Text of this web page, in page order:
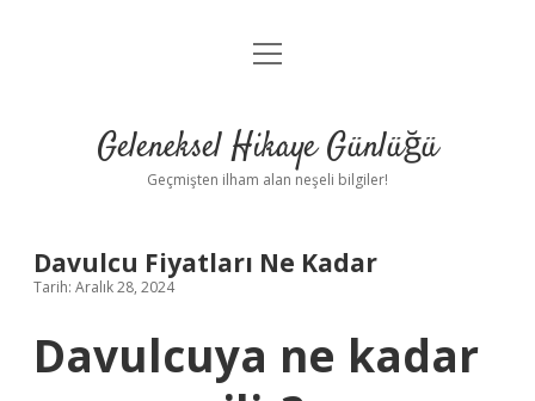
Anasayfa
Yasal Uyarı
menüyü
Geleneksel Hikaye Günlüğü
Geçmişten ilham alan neşeli bilgiler!
Davulcu Fiyatları Ne Kadar
Tarih: Aralık 28, 2024
Davulcuya ne kadar